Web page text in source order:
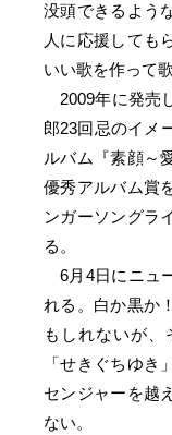
没頭できるよう
人に応援しても
いい歌を作って
2009年に発売
郎23回忌のイメ
ルバム『素顔～
優秀アルバム賞
ンガーソングラ
る。
6月4日にニュ
れる。白か黒か
もしれないが
「せきぐちゆき
センジャーを越
ない。